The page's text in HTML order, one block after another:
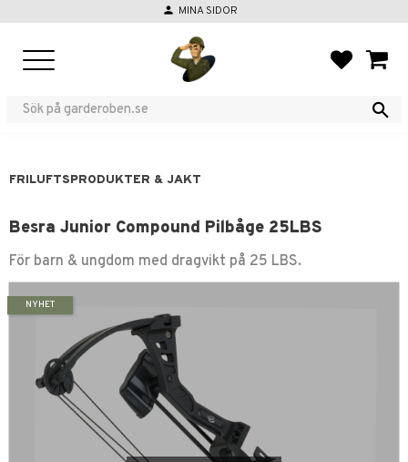
person MINA SIDOR
FRILUFTSPRODUKTER & JAKT
Besra Junior Compound Pilbåge 25LBS
För barn & ungdom med dragvikt på 25 LBS.
NYHET